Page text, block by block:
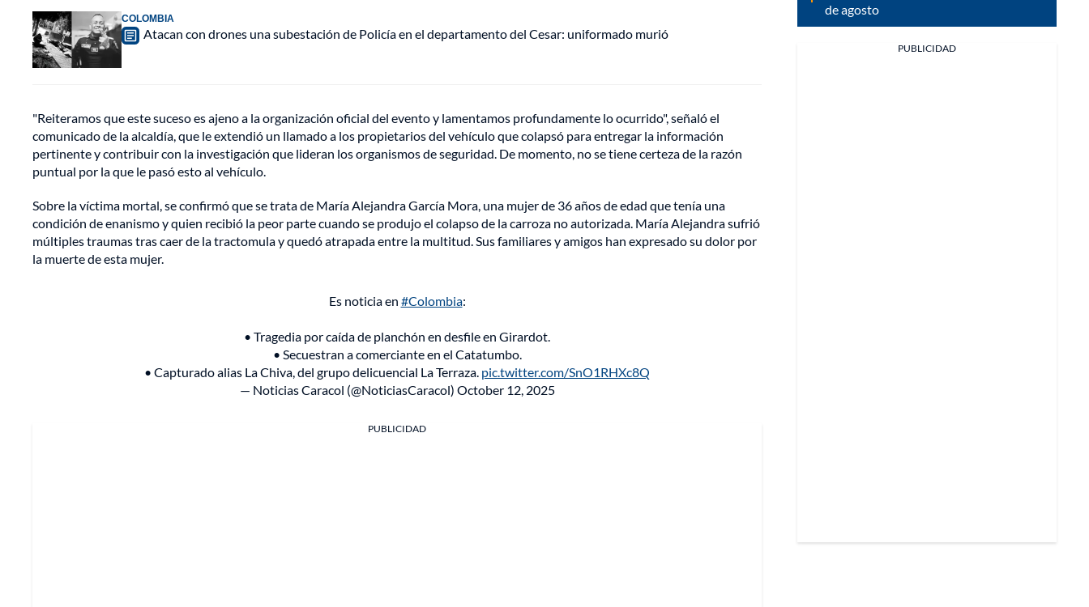
COLOMBIA
Atacan con drones una subestación de Policía en el departamento del Cesar: uniformado murió
"Reiteramos que este suceso es ajeno a la organización oficial del evento y lamentamos profundamente lo ocurrido", señaló el
comunicado de la alcaldía, que le extendió un llamado a los propietarios del vehículo que colapsó para entregar la información
pertinente y contribuir con la investigación que lideran los organismos de seguridad. De momento, no se tiene certeza de la razón
puntual por la que le pasó esto al vehículo.
Sobre la víctima mortal, se confirmó que se trata de María Alejandra García Mora, una mujer de 36 años de edad que tenía una
condición de enanismo y quien recibió la peor parte cuando se produjo el colapso de la carroza no autorizada. María Alejandra sufrió
múltiples traumas tras caer de la tractomula y quedó atrapada entre la multitud. Sus familiares y amigos han expresado su dolor por
la muerte de esta mujer.
Es noticia en #Colombia:
• Tragedia por caída de planchón en desfile en Girardot.
• Secuestran a comerciante en el Catatumbo.
• Capturado alias La Chiva, del grupo delicuencial La Terraza. pic.twitter.com/SnO1RHXc8Q
— Noticias Caracol (@NoticiasCaracol) October 12, 2025
PUBLICIDAD
de agosto
PUBLICIDAD